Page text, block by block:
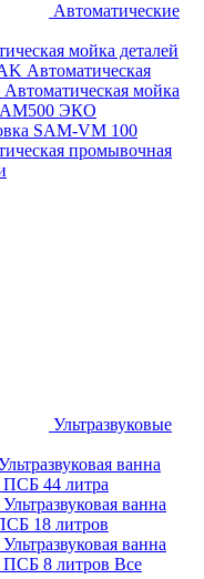
Автоматические
мойка деталей
Автоматическая
Автоматическая мойка
АМ500 ЭКО
SAM-VM 100
промывочная
Ультразвуковые
ванна
ПСБ 44 литра
Ультразвуковая ванна
18 литров
Ультразвуковая ванна
ПСБ 8 литров Все